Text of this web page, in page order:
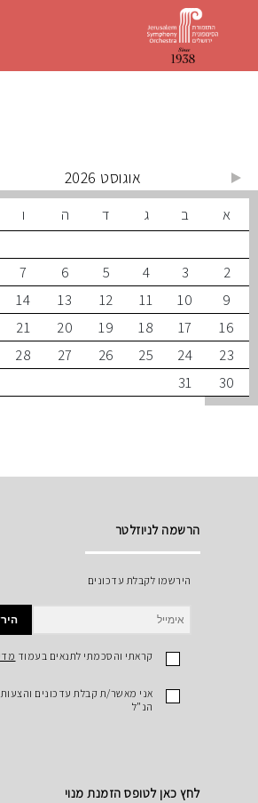
ב ד ה ו
ש
3
5
6
7
8
10
11
12
13
14
15
17
18
19
20
21
22
24
25
26
27
28
29
31
הרשמה לניוזלטר
הירשמו לקבלת עדכונים
קראתי והסכמתי לתנאים בעמודמדיניות
אני מאשר/ת קבלת עדכונים והצעות מכר
הנ"ל
לחץ כאן לטופס הזמנת מנוי